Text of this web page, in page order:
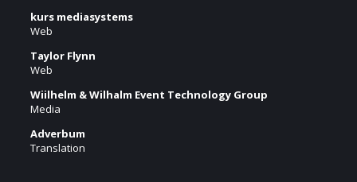
kurs mediasystems
Web
Taylor Flynn
Web
Wiilhelm & Wilhalm Event Technology Group
Media
Adverbum
Translation